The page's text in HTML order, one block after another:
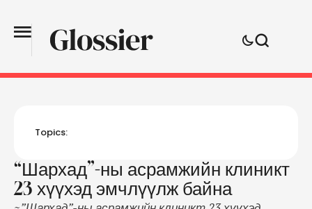
Topics:
“Шархад”-ны асрамжийн клиникт
23 хүүхэд эмчлүүлж байна